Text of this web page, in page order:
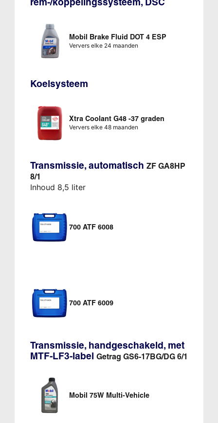
Mobil Brake Fluid DOT 4 ESP
Ververs elke 24 maanden
Koelsysteem
Xtra Coolant G48 -37 graden
Ververs elke 48 maanden
Transmissie, automatisch ZF GA8HP
8/1
Inhoud 8,5 liter
700 ATF 6008
700 ATF 6009
Transmissie, handgeschakeld, met
MTF-LF3-label Getrag GS6-17BG/DG 6/1
Mobil 75W Multi-Vehicle